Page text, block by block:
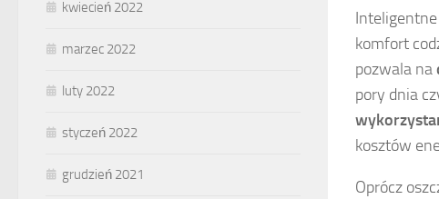
komfort
pozwala na
pory dnia
kosztów
Oprócz
kwiecień 2022
marzec 2022
luty 2022
styczeń 2022
grudzień 2021